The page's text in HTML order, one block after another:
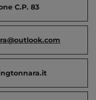
C.P. 83